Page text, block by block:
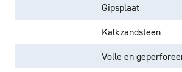
Gipsplaat
Kalkzandsteen
Volle en